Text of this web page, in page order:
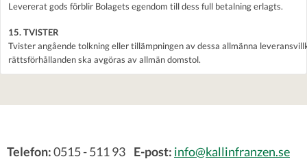
Levererat gods förblir Bolagets egendom till dess full betalning erlagts.
15. TVISTER
Tvister angående tolkning eller tillämpningen av dessa allmänna
rättsförhållanden ska avgöras av allmän domstol.
Telefon:0515 - 511 93 E-post: info@kallinfranzen.se